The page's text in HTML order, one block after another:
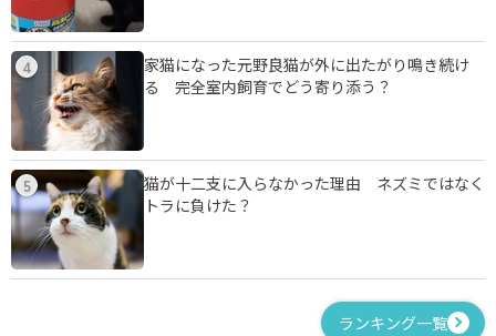
4
家猫になった元野良猫が外に出たがり鳴き続け
る 完全室内飼育でどう寄り添う？
5
猫が十二支に入らなかった理由 ネズミではなく
トラに負けた？
ランキング一覧